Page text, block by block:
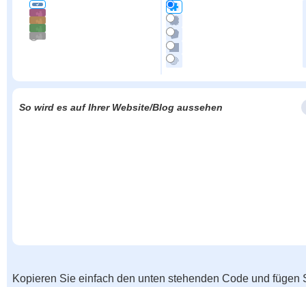
So wird es auf Ihrer Website/Blog aussehen
Kopieren Sie einfach den unten stehenden Code und fügen